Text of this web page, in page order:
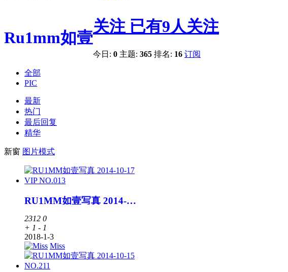
Ru1mm如壹
关注 已有9人关注
今日: 0 主题: 365 排名: 16 订阅
全部
PIC
最新
热门
最后回复
精华
新窗 图片模式
RU1MM如壹写真 2014-10-17 VIP NO.013
2312 0
+ 1 - 1
2018-1-3
Miss